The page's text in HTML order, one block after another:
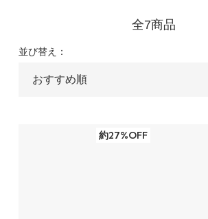
全7商品
並び替え：
約27%OFF